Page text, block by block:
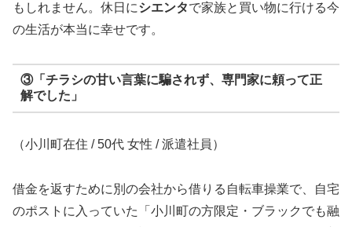
もしれません。休日にシエンタで家族と買い物に行ける今
の生活が本当に幸せです。
③「チラシの甘い言葉に騙されず、専門家に頼って正
解でした」
（小川町在住 / 50代 女性 / 派遣社員）
借金を返すために別の会社から借りる自転車操業で、自宅
のポストに入っていた「小川町の方限定・ブラックでも融